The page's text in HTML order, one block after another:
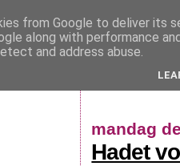
mandag
Hadet
from Google to deliver its
along with performance
and address abuse.